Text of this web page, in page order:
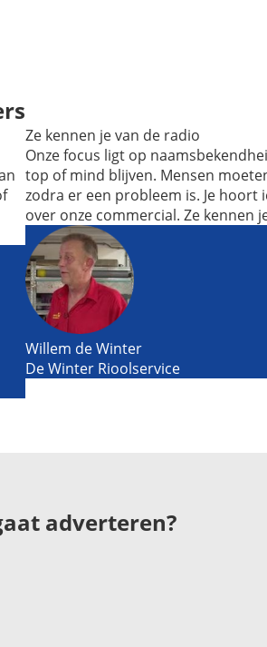
Ze kennen je van de radio
Onze focus ligt op
top of mind blijven. Mensen
zodra er een probleem is. Je hoort
over onze commercial. Ze kennen
Willem de Winter
De Winter Rioolservice
adverteren?